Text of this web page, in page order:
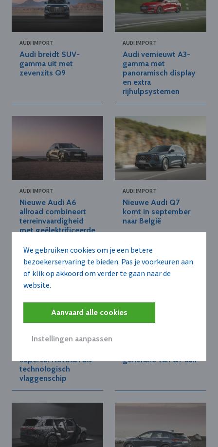
We gebruiken cookies om je een betere
bezoekerservaring te bieden. Pas je voorkeuren aan
of klik op akkoord om verder te gaan naar de
website.
Aanvaard alle cookies
Instellingen aanpassen
AUDI IMPORT
Audi breidt SUV-
gamma uit met
zevenzits Q9
AUDI IMPORT
Audi vernieuwt A3-
gamma met
panoramisch display
en extra
rijhulpsystemen
AUDI IMPORT
Nieuwe Audi A6
allroad combineert
terreinvaardigheid
met geëlektrificeerde
AUDI IMPORT
Nieuwe Audi Q7
komt in september
naar België
AUDI IMPORT
supercar Nuvolari als
technologisch
vlaggenschip
generatie van Q7 aan